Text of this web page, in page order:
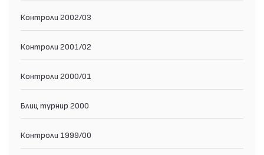
Контроли 2002/03
Контроли 2001/02
Контроли 2000/01
Блиц турнир 2000
Контроли 1999/00